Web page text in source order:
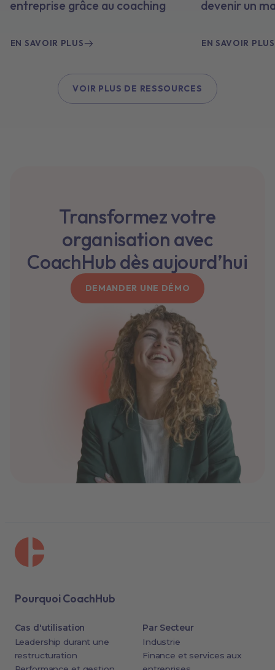
entreprise grâce au coaching
EN SAVOIR PLUS
devenir un
EN SAVOIR PLUS
VOIR PLUS DE RESSOURCES
Transformez votre
organisation avec
CoachHub dès aujourd’hui
DEMANDER UNE DÉMO
Pourquoi CoachHub
Cas d'utilisation
Leadership durant une
restructuration
Par Secteur
Industrie
Finance et services aux